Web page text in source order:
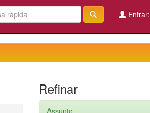
Entrar:
Refinar
Assunto